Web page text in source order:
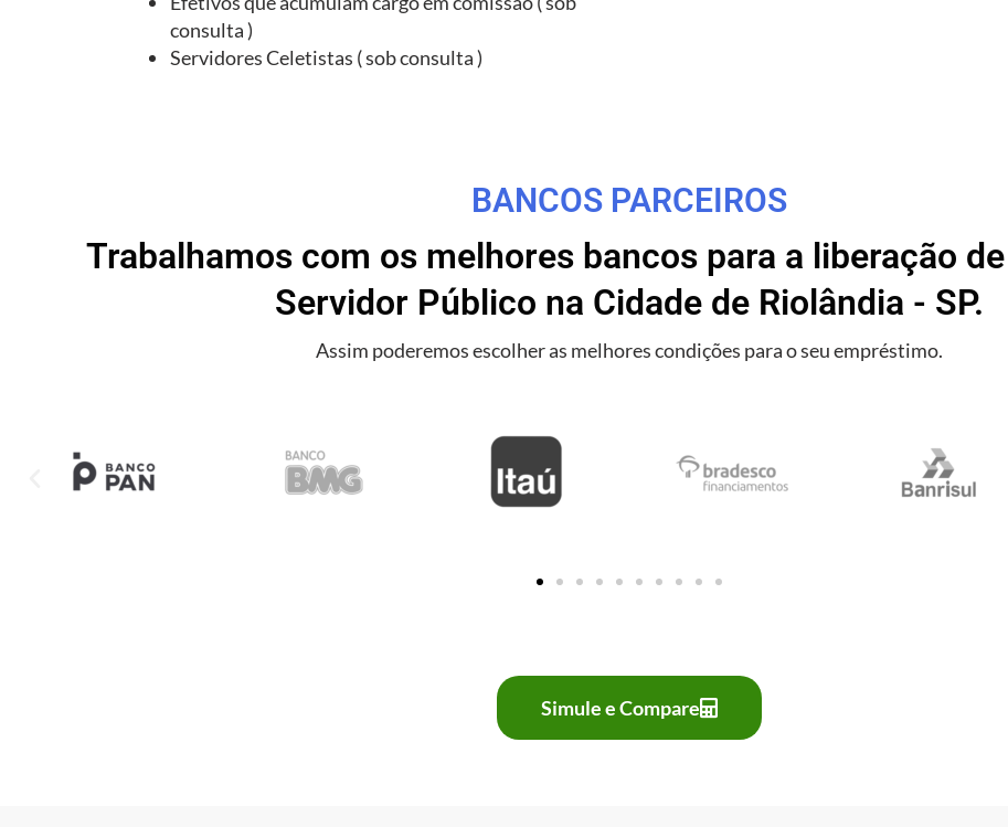
consulta )
Servidores Celetistas ( sob consulta )
BANCOS PARCEIROS
Trabalhamos com os melhores bancos para a liberação
Servidor Público na Cidade de Riolândia - SP.
Assim poderemos escolher as melhores condições para o seu empréstimo.
Simule e Compare